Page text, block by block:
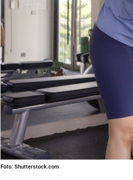
Foto: Shutterstock.com